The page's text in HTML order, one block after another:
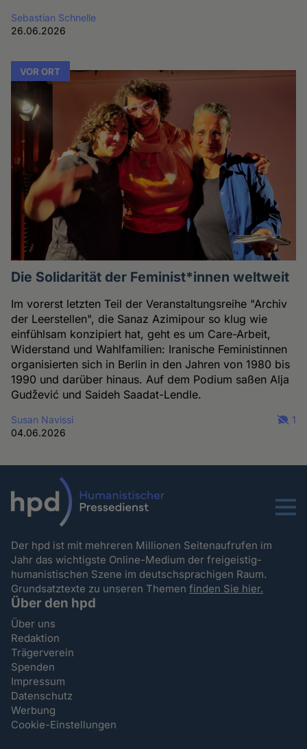
Sebastian Schnelle
26.06.2026
VOR ORT
Die Solidarität der Feminist*innen weltweit
Im vorerst letzten Teil der Veranstaltungsreihe "Archiv
der Leerstellen", die Sanaz Azimipour so klug wie
einfühlsam konzipiert hat, geht es um Care-Arbeit,
Widerstand und Wahlfamilien: Iranische Feministinnen
organisierten sich in Berlin in den Jahren von 1980 bis
1990 und darüber hinaus. Auf dem Podium saßen Alja
Gudžević und Saideh Saadat-Lendle.
Susan Navissi
04.06.2026
1
Menu
Der hpd ist mit mehreren Millionen Seitenaufrufen im
Jahr das wichtigste Online-Medium der freigeistig-
humanistischen Szene im deutschsprachigen Raum.
Grundsatztexte zu unseren Themenfinden Sie hier.
Über den hpd
Über uns
Redaktion
Trägerverein
Spenden
Impressum
Datenschutz
Werbung
Cookie-Einstellungen